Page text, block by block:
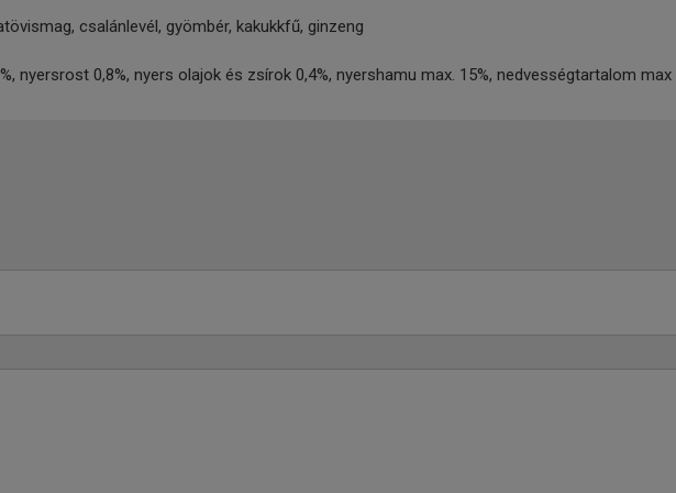
csalánlevél, gyömbér, kakukkfű, ginzeng
nyersrost 0,8%, nyers olajok és zsírok 0,4%, nyershamu max. 15%, nedvességtartalom max